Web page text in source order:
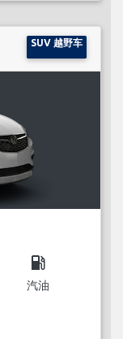
SUV 越野车
local_gas_station
汽油